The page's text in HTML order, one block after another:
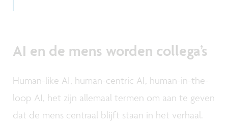
AI en de mens worden collega’s
Human-like AI, human-centric AI, human-in-the-
loop AI, het zijn allemaal termen om aan te geven
dat de mens centraal blijft staan in het verhaal.